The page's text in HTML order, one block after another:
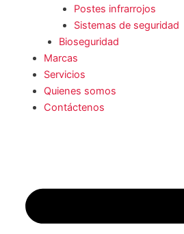
Postes infrarrojos
Sistemas de seguridad
Bioseguridad
Marcas
Servicios
Quienes somos
Contáctenos